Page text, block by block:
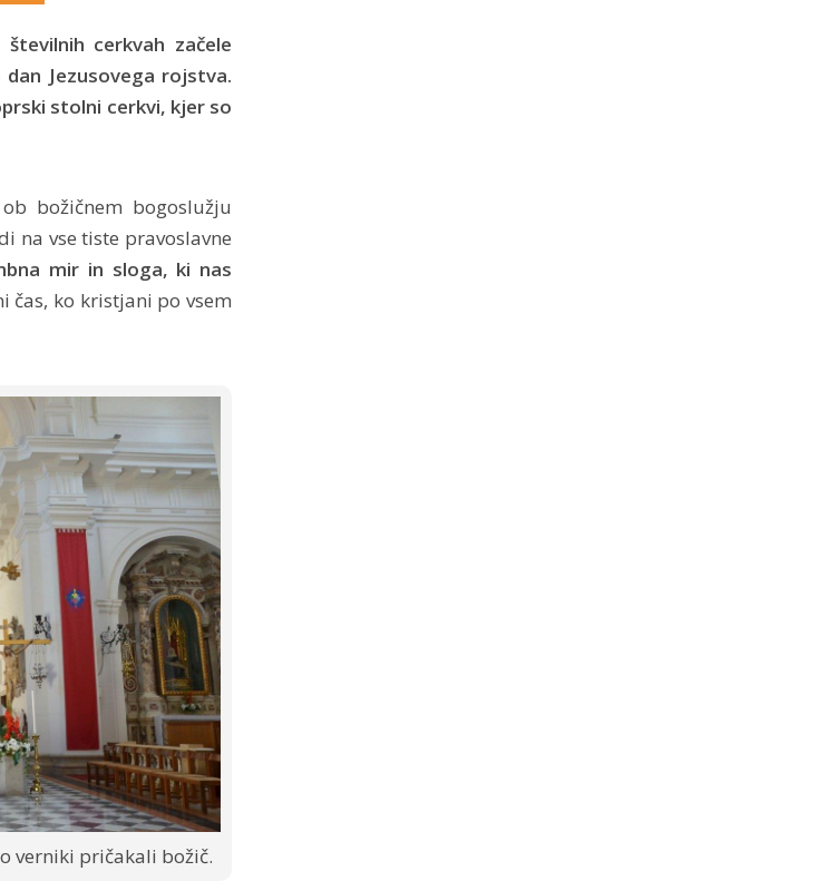
cerkvah začele
Jezusovega rojstva.
stolni cerkvi, kjer so
božičnem bogoslužju
na vse tiste pravoslavne
mir in sloga, ki nas
čas, ko kristjani po vsem
verniki pričakali božič.